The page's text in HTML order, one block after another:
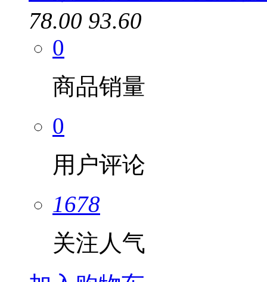
78.00 93.60
0
商品销量
0
用户评论
1678
关注人气